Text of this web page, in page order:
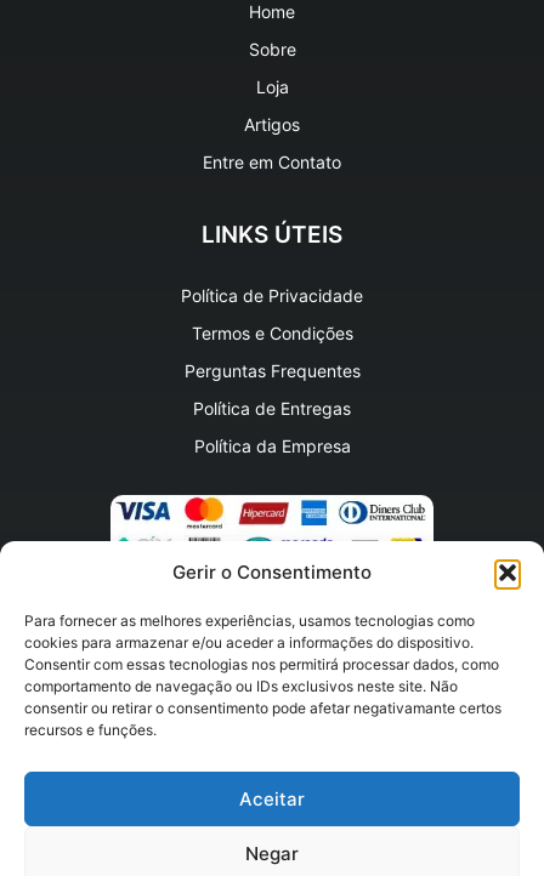
Gerir o Consentimento
Para fornecer as melhores experiências, usamos tecnologias como
cookies para armazenar e/ou aceder a informações do dispositivo.
Consentir com essas tecnologias nos permitirá processar dados, como
comportamento de navegação ou IDs exclusivos neste site. Não
consentir ou retirar o consentimento pode afetar negativamante certos
recursos e funções.
Aceitar
Negar
Home
Sobre
Loja
Artigos
Entre em Contato
LINKS ÚTEIS
Política de Privacidade
Termos e Condições
Perguntas Frequentes
Política de Entregas
Política da Empresa
HORARIO DE FUNCIONAMENTO
Segunda a Sexta –08:00 às 18:00